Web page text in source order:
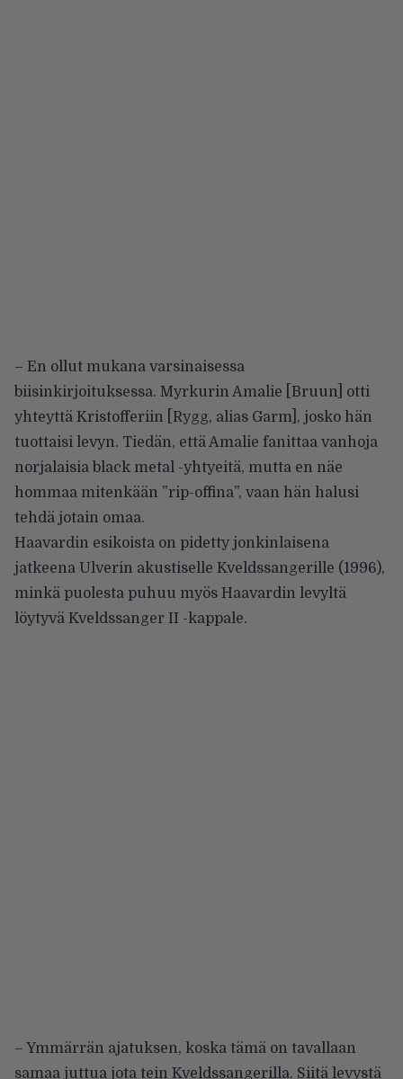
– En ollut mukana varsinaisessa
biisinkirjoituksessa. Myrkurin Amalie [Bruun] otti
yhteyttä Kristofferiin [Rygg, alias Garm], josko hän
tuottaisi levyn. Tiedän, että Amalie fanittaa vanhoja
norjalaisia black metal -yhtyeitä, mutta en näe
hommaa mitenkään ”rip-offina”, vaan hän halusi
tehdä jotain omaa.
Haavardin esikoista on pidetty jonkinlaisena
jatkeena Ulverin akustiselle Kveldssangerille (1996),
minkä puolesta puhuu myös Haavardin levyltä
löytyvä Kveldssanger II -kappale.
– Ymmärrän ajatuksen, koska tämä on tavallaan
samaa juttua jota tein Kveldssangerilla. Siitä levystä